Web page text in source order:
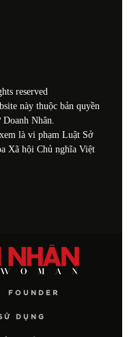
reserved
này thuộc bản quyền
Nhân.
là vi phạm Luật Sở
Xã hội Chủ nghĩa Việt
FOUNDER
DỤNG